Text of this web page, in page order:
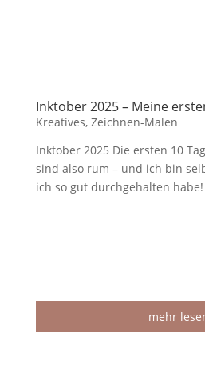
Inktober 2025 – Meine
Kreatives, Zeichnen-Malen
Inktober 2025 Die ersten 10
sind also rum – und ich bin
ich so gut durchgehalten
mehr